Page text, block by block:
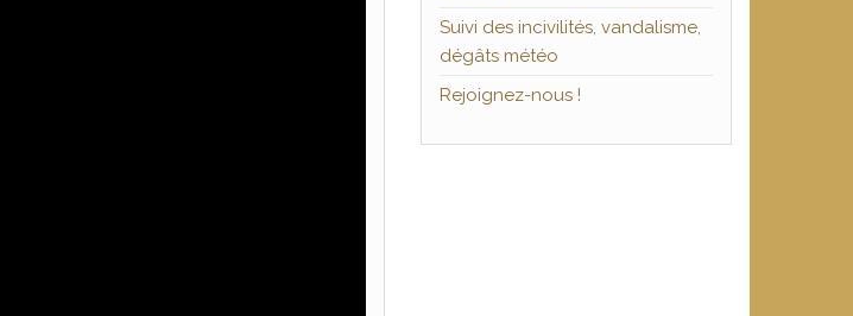
Suivi des incivilités, vandalisme,
dégâts météo
Rejoignez-nous !